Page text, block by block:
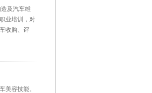
及汽车维
业培训，对
收购、评
美容技能。